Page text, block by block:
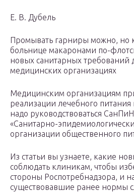
Е. В. Дубель
Промывать гарниры можно, но
больнице макаронами по-
новых санитарных требований
медицинских организациях
Медицинским организациям
реализации лечебного питания
надо руководствоваться
«Санитарно-
организации общественного
Из статьи вы узнаете, какие
соблюдать клиникам, чтобы
стороны Роспотребнадзора, и
существовавшие ранее нормы